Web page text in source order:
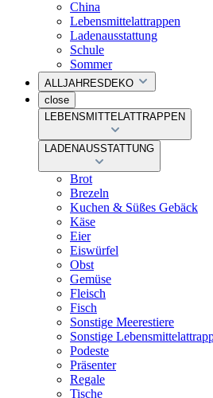
China
Lebensmittelattrappen
Ladenausstattung
Schule
Sommer
ALLJAHRESDEKO
close
LEBENSMITTELATTRAPPEN
LADENAUSSTATTUNG
Brot
Brezeln
Kuchen & Süßes Gebäck
Käse
Eier
Eiswürfel
Obst
Gemüse
Fleisch
Fisch
Sonstige Meerestiere
Sonstige
Podeste
Präsenter
Regale
Tische